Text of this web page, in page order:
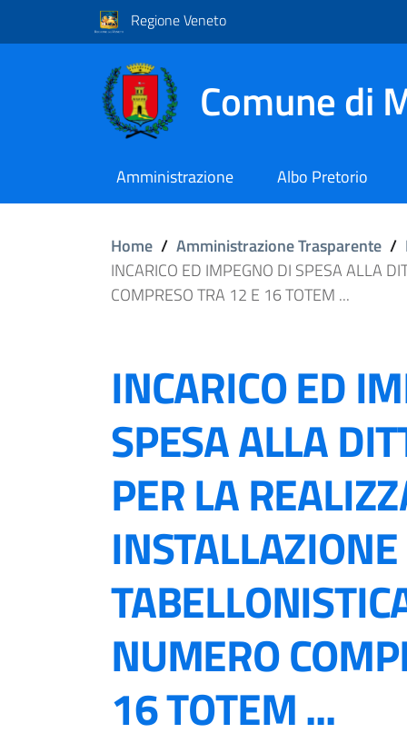
Regione Veneto
Comune di
Amministrazione Albo Pretorio
Home / Amministrazione Trasparente /
INCARICO ED IMPEGNO DI SPESA ALLA
COMPRESO TRA 12 E 16 TOTEM ...
INCARICO ED
SPESA ALLA
PER LA
NUMERO
16 TOTEM ...